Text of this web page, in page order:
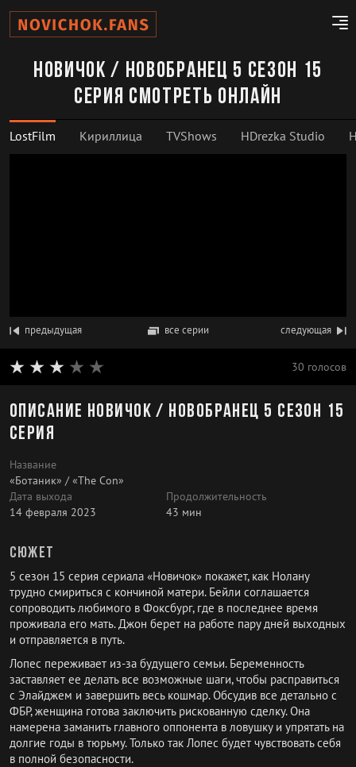
Новичок / Новобранец 5 сезон 15
серия смотреть онлайн
LostFilm Кириллица TVShows HDrezka Studio
предыдущая все серии следующая
30 голосов
Описание Новичок / Новобранец 5 сезон 15
серия
Название
«Ботаник» / «The Con»
Дата выхода
14 февраля 2023
Продолжительность
43 мин
Сюжет
5 сезон 15 серия сериала «Новичок» покажет, как Нолану
трудно смириться с кончиной матери. Бейли соглашается
сопроводить любимого в Фоксбург, где в последнее время
проживала его мать. Джон берет на работе пару дней выходных
и отправляется в путь.
Лопес переживает из-за будущего семьи. Беременность
заставляет ее делать все возможные шаги, чтобы расправиться
с Элайджем и завершить весь кошмар. Обсудив все детально с
ФБР, женщина готова заключить рискованную сделку. Она
намерена заманить главного оппонента в ловушку и упрятать на
долгие годы в тюрьму. Только так Лопес будет чувствовать себя
в полной безопасности.